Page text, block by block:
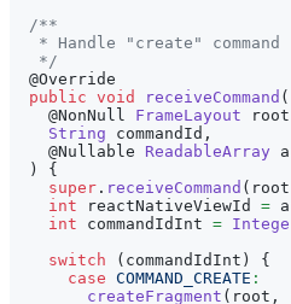
/**
* Handle "create" command
   */
@Override
public void receiveCommand (
@NonNull
FrameLayout root
String commandId ,
@Nullable
ReadableArray
)
{
super . receiveCommand ( root
int reactNativeViewId =
int commandIdInt =
switch
( commandIdInt )
{
case COMMAND_CREATE :
createFragment ( root ,